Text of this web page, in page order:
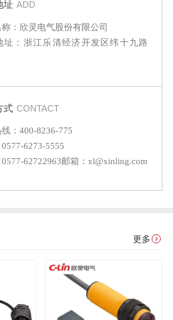
址 ADD
：欣灵电气股份有限公司
址：浙江乐清经济开发区纬十九路
式 CONTACT
：400-8236-775
6273-5555
62722963邮箱：xl@xinling.com
更多